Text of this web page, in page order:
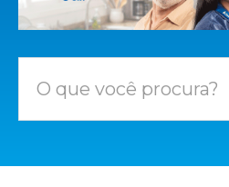
O que você procura?